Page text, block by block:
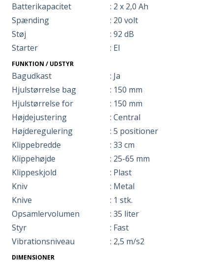
Batterikapacitet
: 2 x 2,0 Ah
Spænding
: 20 volt
Støj
: 92 dB
Starter
: El
FUNKTION / UDSTYR
Bagudkast
: Ja
Hjulstørrelse bag
: 150 mm
Hjulstørrelse for
: 150 mm
Højdejustering
: Central
Højderegulering
: 5 positioner
Klippebredde
: 33 cm
Klippehøjde
: 25-65 mm
Klippeskjold
: Plast
Kniv
: Metal
Knive
: 1 stk.
Opsamlervolumen
: 35 liter
Styr
: Fast
Vibrationsniveau
: 2,5 m/s2
DIMENSIONER